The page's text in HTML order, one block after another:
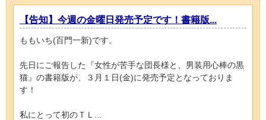
【告知】今週の金曜日発売予定です！書籍版...
ももいち(百門一新)です。
先日にご報告した『女性が苦手な団長様と、男装用心棒の黒
猫』の書籍版が、３月１日(金)に発売予定となっておりま
す！
私にとって初のＴＬ...